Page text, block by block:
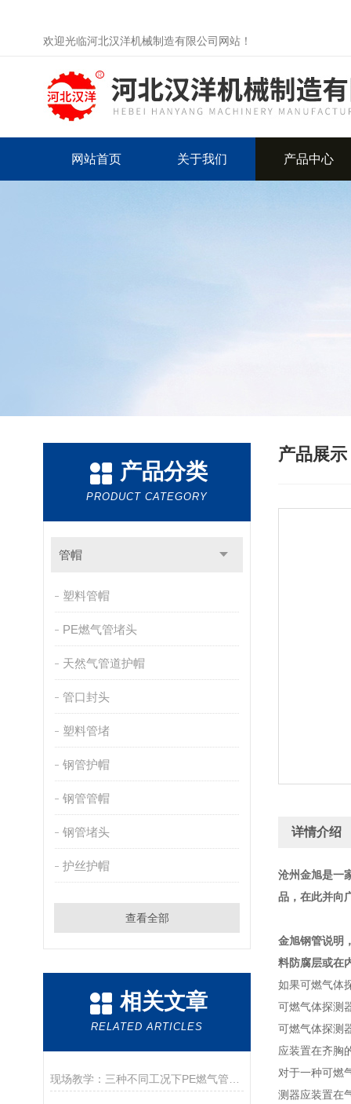
欢迎光临河北汉洋机械制造有限公司网站！
网站首页 关于我们 产品中心
产品分类
PRODUCT CATEGORY
管帽
塑料管帽
PE燃气管堵头
天然气管道护帽
管口封头
塑料管堵
钢管护帽
钢管管帽
钢管堵头
护丝护帽
查看全部
相关文章
RELATED ARTICLES
产品展示
详情介绍
沧州金旭是一
品，在此并向
金旭钢管说明
料防腐层或在
如果可燃气体
可燃气体探测
可燃气体探测
应装置在齐胸
对于一种可燃
测器应装置在